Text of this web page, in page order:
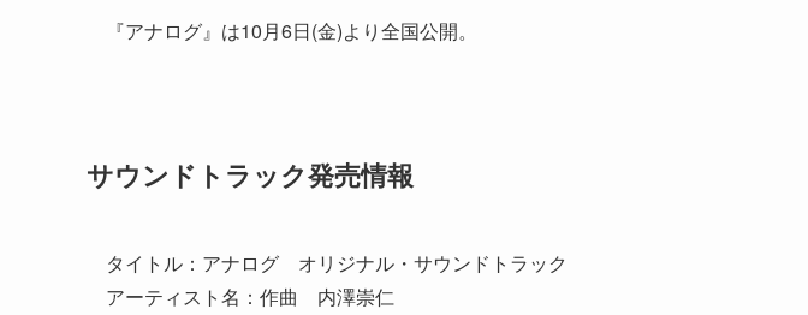
『アナログ』は10月6日(金)より全国公開。
サウンドトラック発売情報
タイトル：アナログ オリジナル・サウンドトラック
アーティスト名：作曲 内澤崇仁